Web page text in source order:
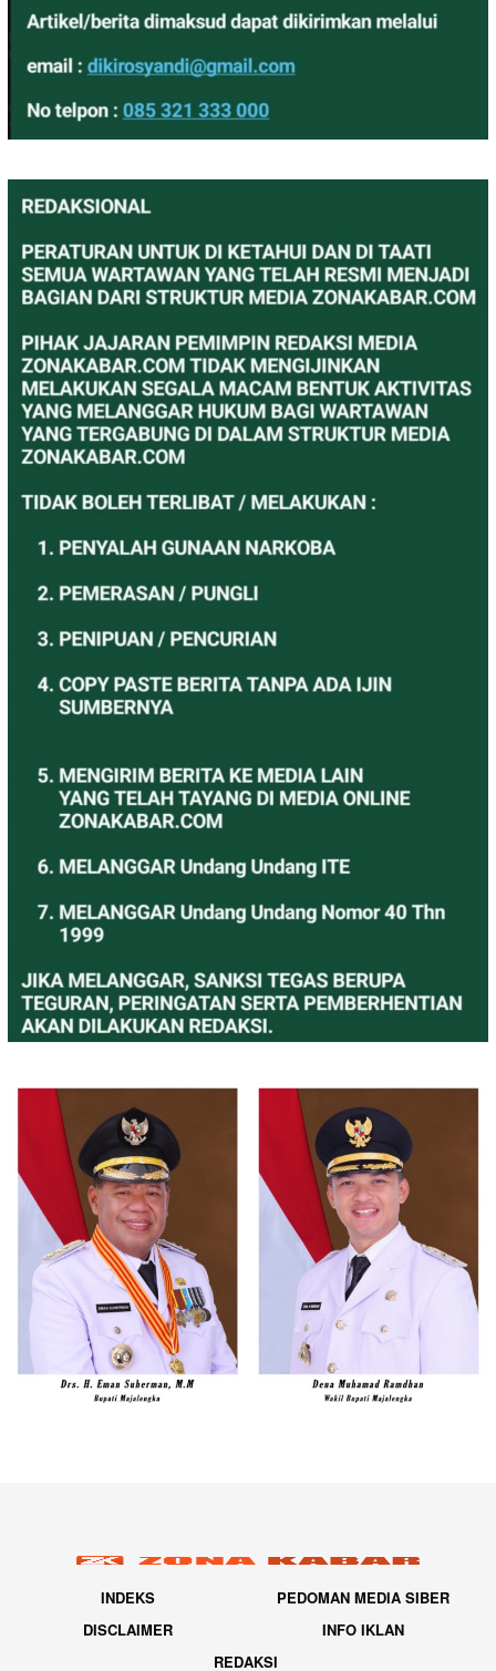
INDEKS
PEDOMAN MEDIA SIBER
DISCLAIMER
INFO IKLAN
REDAKSI